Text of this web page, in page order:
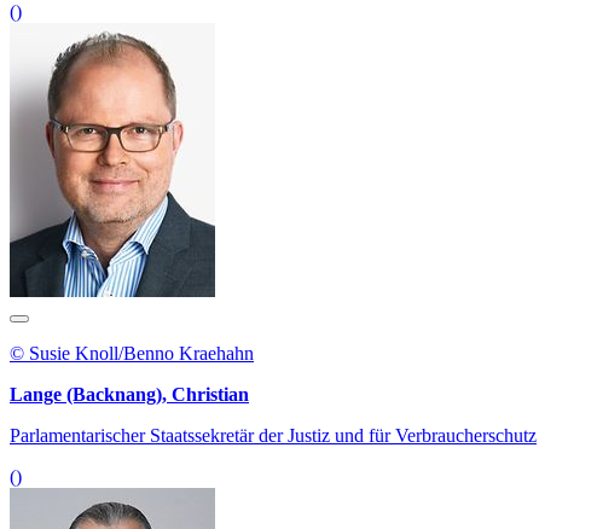
()
© Susie Knoll/Benno Kraehahn
Lange (Backnang), Christian
Parlamentarischer Staatssekretär der Justiz und für Verbraucherschutz
()